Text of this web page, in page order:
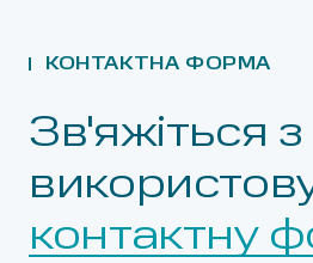
КОНТАКТНА ФОРМА
Зв'яжіться
контактну